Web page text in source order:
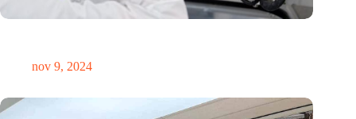
nov 9, 2024